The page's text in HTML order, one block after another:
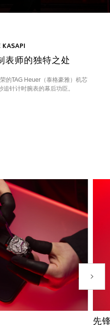
KASAPI
表师的独特之处
的TAG Heuer（泰格豪雅）机芯
针计时腕表的幕后功臣。
下一个
先